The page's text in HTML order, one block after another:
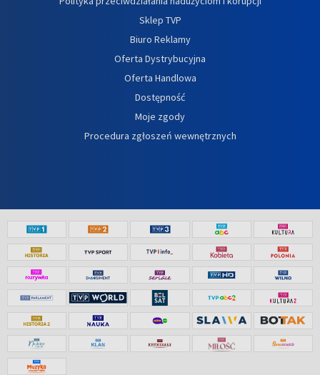
Sklep TVP
Biuro Reklamy
Oferta Dystrybucyjna
Oferta Handlowa
Dostępność
Moje zgody
Procedura zgłoszeń wewnętrznych